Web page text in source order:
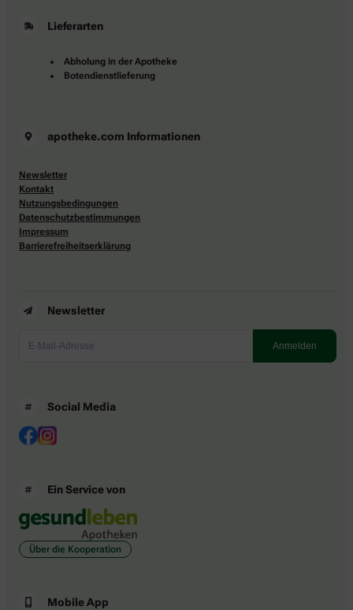
Lieferarten
Abholung in der Apotheke
Botendienstlieferung
apotheke.com Informationen
Newsletter
Kontakt
Nutzungsbedingungen
Datenschutzbestimmungen
Impressum
Barrierefreiheitserklärung
Newsletter
Social Media
Ein Service von
Über die Kooperation
Mobile App